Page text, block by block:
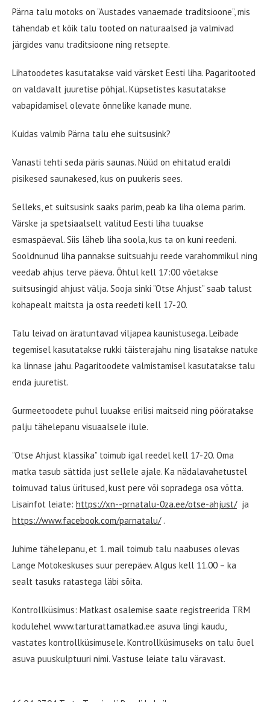
Pärna talu motoks on ”Austades vanaemade traditsioone”, mis
tähendab et kõik talu tooted on naturaalsed ja valmivad
järgides vanu traditsioone ning retsepte.
Lihatoodetes kasutatakse vaid värsket Eesti liha. Pagaritooted
on valdavalt juuretise põhjal. Küpsetistes kasutatakse
vabapidamisel olevate õnnelike kanade mune.
Kuidas valmib Pärna talu ehe suitsusink?
Vanasti tehti seda päris saunas. Nüüd on ehitatud eraldi
pisikesed saunakesed, kus on puukeris sees.
Selleks, et suitsusink saaks parim, peab ka liha olema parim.
Värske ja spetsiaalselt valitud Eesti liha tuuakse
esmaspäeval. Siis läheb liha soola, kus ta on kuni reedeni.
Sooldnunud liha pannakse suitsuahju reede varahommikul ning
veedab ahjus terve päeva. Õhtul kell 17:00 võetakse
suitsusingid ahjust välja. Sooja sinki ”Otse Ahjust” saab talust
kohapealt maitsta ja osta reedeti kell 17-20.
Talu leivad on äratuntavad viljapea kaunistusega. Leibade
tegemisel kasutatakse rukki täisterajahu ning lisatakse natuke
ka linnase jahu. Pagaritoodete valmistamisel kasutatakse talu
enda juuretist.
Gurmeetoodete puhul luuakse erilisi maitseid ning pööratakse
palju tähelepanu visuaalsele ilule.
”Otse Ahjust klassika” toimub igal reedel kell 17-20. Oma
matka tasub sättida just sellele ajale. Ka nädalavahetustel
toimuvad talus üritused, kust pere või sopradega osa võtta.
Lisainfot leiate: https://xn--prnatalu-0za.ee/otse-ahjust/ja
https://www.facebook.com/parnatalu/.
Juhime tähelepanu, et 1. mail toimub talu naabuses olevas
Lange Motokeskuses suur perepäev. Algus kell 11.00 – ka
sealt tasuks ratastega läbi sõita.
Kontrollküsimus: Matkast osalemise saate registreerida TRM
kodulehel www.tarturattamatkad.ee asuva lingi kaudu,
vastates kontrollküsimusele. Kontrollküsimuseks on talu õuel
asuva puuskulptuuri nimi. Vastuse leiate talu väravast.